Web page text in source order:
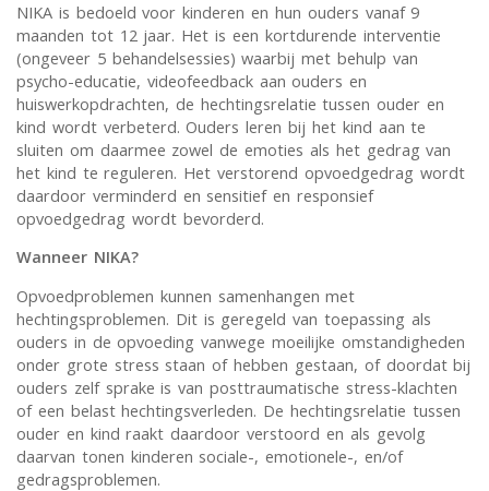
NIKA is bedoeld voor kinderen en hun ouders vanaf 9
maanden tot 12 jaar. Het is een kortdurende interventie
(ongeveer 5 behandelsessies) waarbij met behulp van
psycho-educatie, videofeedback aan ouders en
huiswerkopdrachten, de hechtingsrelatie tussen ouder en
kind wordt verbeterd. Ouders leren bij het kind aan te
sluiten om daarmee zowel de emoties als het gedrag van
het kind te reguleren. Het verstorend opvoedgedrag wordt
daardoor verminderd en sensitief en responsief
opvoedgedrag wordt bevorderd.
Wanneer NIKA?
Opvoedproblemen kunnen samenhangen met
hechtingsproblemen. Dit is geregeld van toepassing als
ouders in de opvoeding vanwege moeilijke omstandigheden
onder grote stress staan of hebben gestaan, of doordat bij
ouders zelf sprake is van posttraumatische stress-klachten
of een belast hechtingsverleden. De hechtingsrelatie tussen
ouder en kind raakt daardoor verstoord en als gevolg
daarvan tonen kinderen sociale-, emotionele-, en/of
gedragsproblemen.